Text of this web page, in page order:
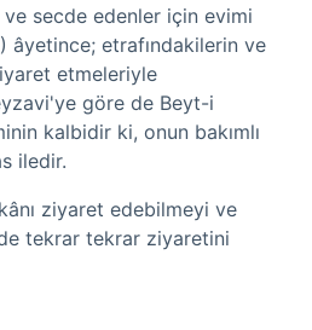
secde edenler için evimi
etrafındakilerin ve
etmeleriyle
göre de Beyt-i
kalbidir ki, onun bakımlı
iledir.
ziyaret edebilmeyi ve
tekrar tekrar ziyaretini